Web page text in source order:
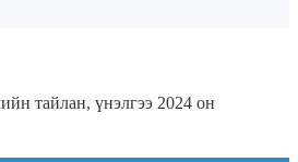
тайлан, үнэлгээ 2024 он